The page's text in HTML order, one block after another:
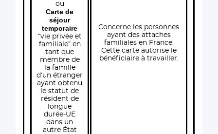
ou
Carte de
séjour
temporaire
“vie privée et
familiale” en
tant que
membre de
la famille
d’un étranger
ayant obtenu
le statut de
résident de
longue
durée-UE
dans un
autre État
Concerne les personnes
ayant des attaches
familiales en France.
Cette carte autorise le
bénéficiaire à travailler.